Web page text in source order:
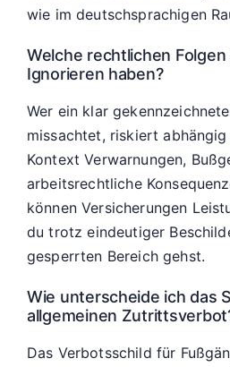
wie im deutschsprachigen
Welche rechtlichen Folgen
Ignorieren haben?
Wer ein klar
missachtet, riskiert
Kontext Verwarnungen,
arbeitsrechtliche
können Versicherungen
du trotz eindeutiger
gesperrten Bereich gehst.
Wie unterscheide ich das
allgemeinen
Das Verbotsschild für